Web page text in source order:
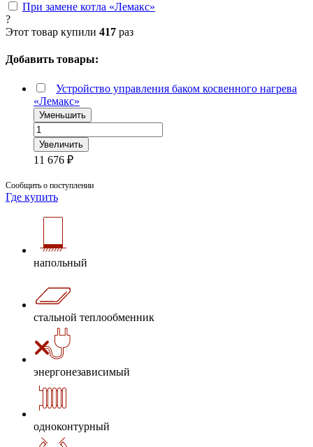
При замене котла «Лемакс»
?
Этот товар купили 417 раз
Добавить товары:
Устройство управления баком косвенного нагрева
«Лемакс»
Уменьшить
Увеличить
11 676 ₽
Сообщить о поступлении
Где купить
напольный
стальной теплообменник
энергонезависимый
одноконтурный